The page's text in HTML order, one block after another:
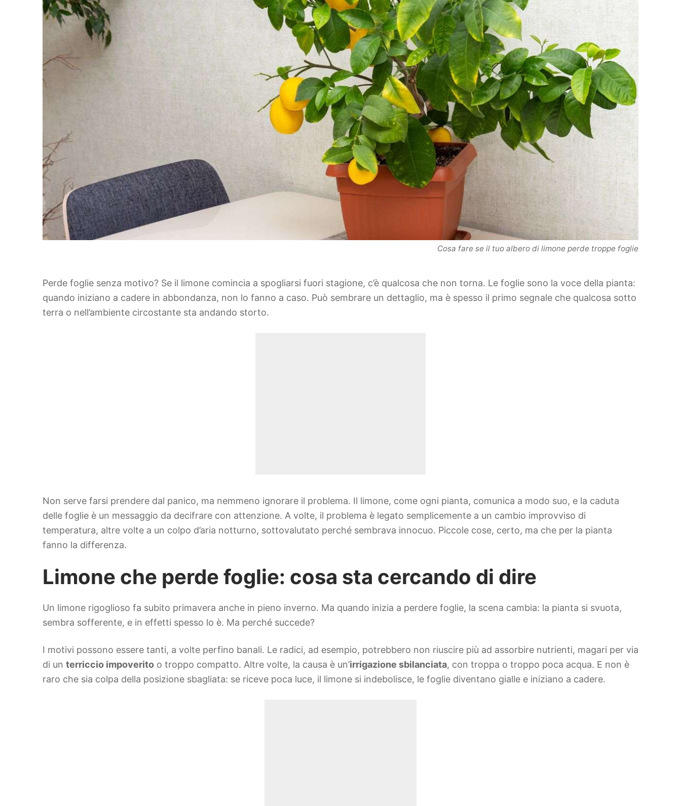
Cosa fare se il tuo albero di limone perde troppe foglie
Perde foglie senza motivo? Se il limone comincia a spogliarsi fuori stagione, c’è qualcosa che non torna. Le foglie sono la voce della pianta:
quando iniziano a cadere in abbondanza, non lo fanno a caso. Può sembrare un dettaglio, ma è spesso il primo segnale che qualcosa sotto
terra o nell’ambiente circostante sta andando storto.
Non serve farsi prendere dal panico, ma nemmeno ignorare il problema. Il limone, come ogni pianta, comunica a modo suo, e la caduta
delle foglie è un messaggio da decifrare con attenzione. A volte, il problema è legato semplicemente a un cambio improvviso di
temperatura, altre volte a un colpo d’aria notturno, sottovalutato perché sembrava innocuo. Piccole cose, certo, ma che per la pianta
fanno la differenza.
Limone che perde foglie: cosa sta cercando di dire
Un limone rigoglioso fa subito primavera anche in pieno inverno. Ma quando inizia a perdere foglie, la scena cambia: la pianta si svuota,
sembra sofferente, e in effetti spesso lo è. Ma perché succede?
I motivi possono essere tanti, a volte perfino banali. Le radici, ad esempio, potrebbero non riuscire più ad assorbire nutrienti, magari per via
di un terriccio impoverito o troppo compatto. Altre volte, la causa è un’irrigazione sbilanciata, con troppa o troppo poca acqua. E non è
raro che sia colpa della posizione sbagliata: se riceve poca luce, il limone si indebolisce, le foglie diventano gialle e iniziano a cadere.